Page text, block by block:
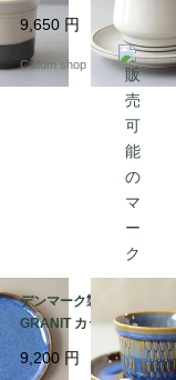
カップ＆ソーサー コロ
ンビア B&G Bing & Gr
ondahl J.H.Quistgaard
北欧ヴィンテージ アン
9,650 円
Callum shop
デンマーク製 SOHOLM
GRANIT カップ＆ソー
サー スーホルム グラニ
ット 北欧食器 北欧雑貨
9,200円